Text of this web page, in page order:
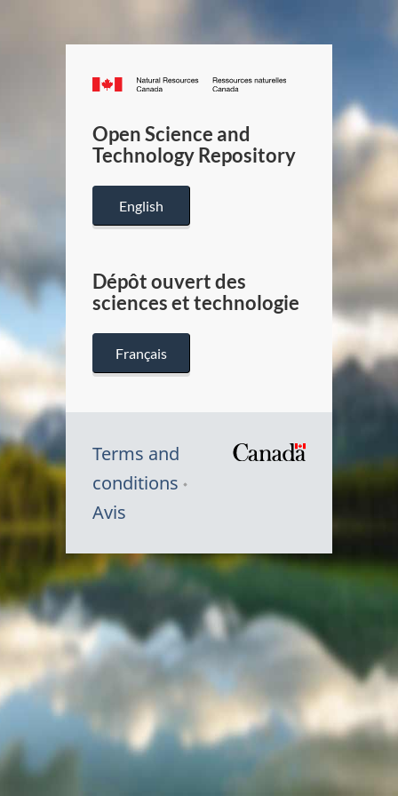
Canada.ca
/
Canada
Open Science and
Technology Repository
English
Dépôt ouvert des
sciences et technologie
Français
Terms and
conditions
Avis
Symbole
du